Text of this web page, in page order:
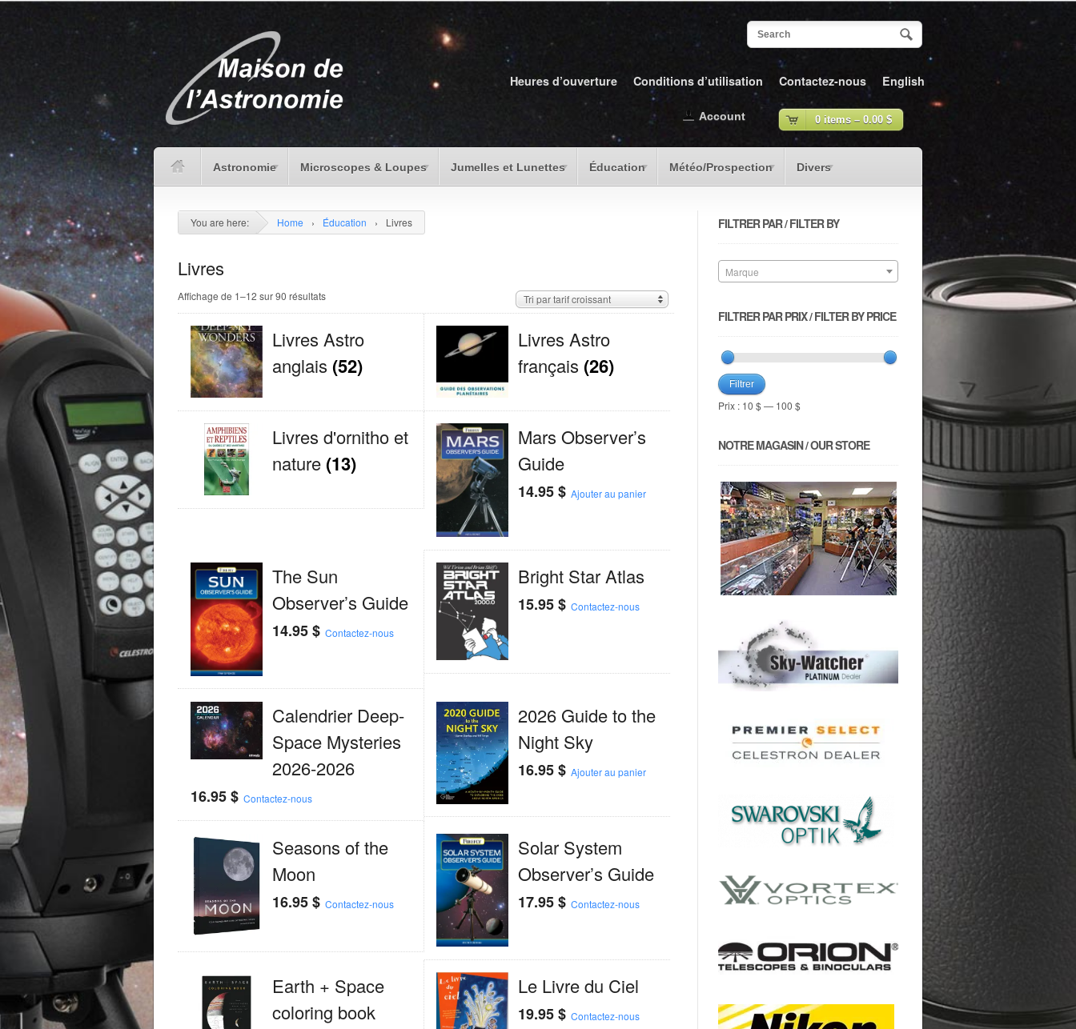
Heures d’ouverture Conditions d’utilisation Contactez-nous English
Astronomie Microscopes & Loupes Jumelles et Lunettes Éducation Météo/Prospection Divers
0 items – 0.00 $
Account
You are here: Home › Éducation › Livres
Livres
Affichage de 1–12 sur 90 résultats Tri par tarif croissant
Livres Astro
anglais (52)
Livres Astro
français (26)
Livres d'ornitho et
nature (13)
Mars Observer’s
Guide
14.95$ Ajouter au panier
The Sun
Observer’s Guide
14.95$ Contactez-nous
Bright Star Atlas
15.95$ Contactez-nous
Calendrier Deep-
Space Mysteries
2026-2026
16.95$ Contactez-nous
2026 Guide to the
Night Sky
16.95$ Ajouter au panier
Seasons of the
Moon
16.95$ Contactez-nous
Solar System
Observer’s Guide
17.95$ Contactez-nous
Earth + Space
coloring book
Le Livre du Ciel
19.95$ Contactez-nous
FILTRER PAR / FILTER BY
Marque
FILTRER PAR PRIX / FILTER BY PRICE
Filtrer
Prix : 10 $ — 100 $
NOTRE MAGASIN / OUR STORE